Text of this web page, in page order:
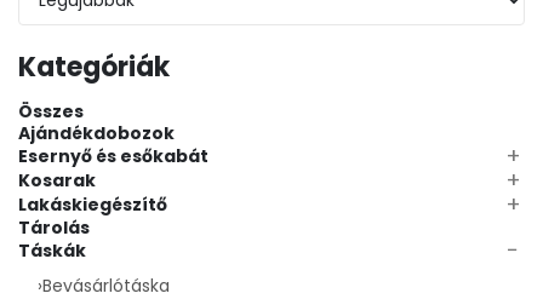
Kategóriák
Összes
Ajándékdobozok
Esernyő és esőkabát
+
Kosarak +
Lakáskiegészítő +
Tárolás
Táskák
−
›Bevásárlótáska